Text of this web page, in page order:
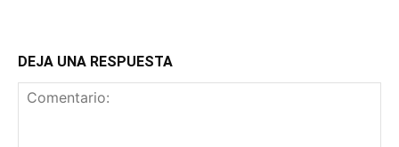
DEJA UNA RESPUESTA